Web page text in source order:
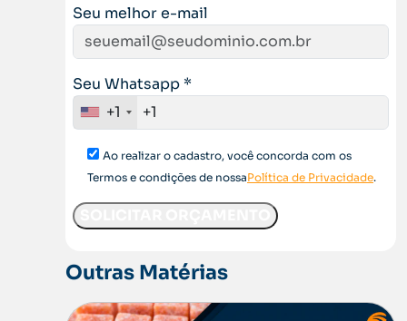
Seu melhor e-mail
Seu Whatsapp *
+1
Ao realizar o cadastro, você concorda com os
Termos e condições de nossaPolítica de Privacidade.
Outras Matérias